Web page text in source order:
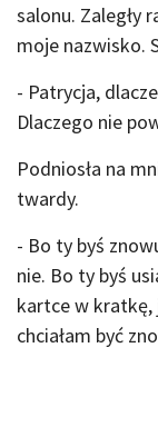
salonu. Zaległy
moje nazwisko.
- Patrycja,
Dlaczego nie
Podniosła na
twardy.
- Bo ty byś
nie. Bo ty byś
kartce w kratkę,
chciałam być